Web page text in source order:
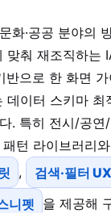
화·공공 분야의
맞춰 재조직하는
반으로 한 화면 가
데이터 스키마 최
. 특히 전시/공연
턴 라이브러리와
, 검색·필터
니펫
을 제공해